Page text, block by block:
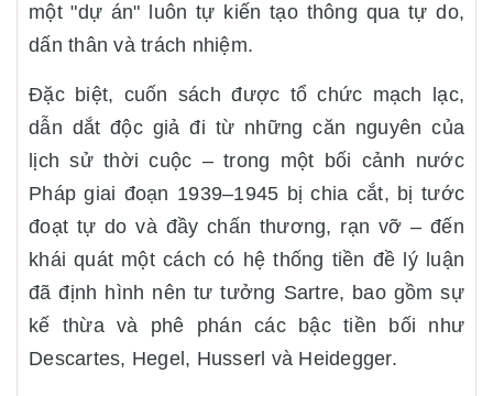
một "dự án" luôn tự kiến tạo thông qua tự do,
dấn thân và trách nhiệm.
Đặc biệt, cuốn sách được tổ chức mạch lạc,
dẫn dắt độc giả đi từ những căn nguyên của
lịch sử thời cuộc – trong một bối cảnh nước
Pháp giai đoạn 1939–1945 bị chia cắt, bị tước
đoạt tự do và đầy chấn thương, rạn vỡ – đến
khái quát một cách có hệ thống tiền đề lý luận
đã định hình nên tư tưởng Sartre, bao gồm sự
kế thừa và phê phán các bậc tiền bối như
Descartes, Hegel, Husserl và Heidegger.